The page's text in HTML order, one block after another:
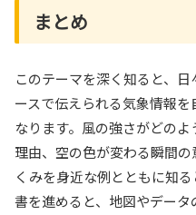
まとめ
このテーマを深く知ると、
ースで伝えられる気象情報
なります。風の強さがどの
理由、空の色が変わる瞬間
くみを身近な例とともに知
書を進めると、地図やデー